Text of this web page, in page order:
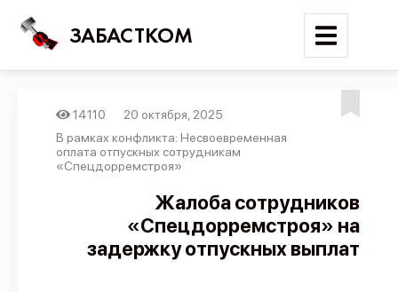
ЗАБАСТКОМ
Войти
Новости
Карта событий
14110
20 октября, 2025
В рамках конфликта: Несвоевременная
оплата отпускных сотрудникам
«Спецдорремстроя»
Жалоба сотрудников
«Спецдорремстроя» на
задержку отпускных выплат